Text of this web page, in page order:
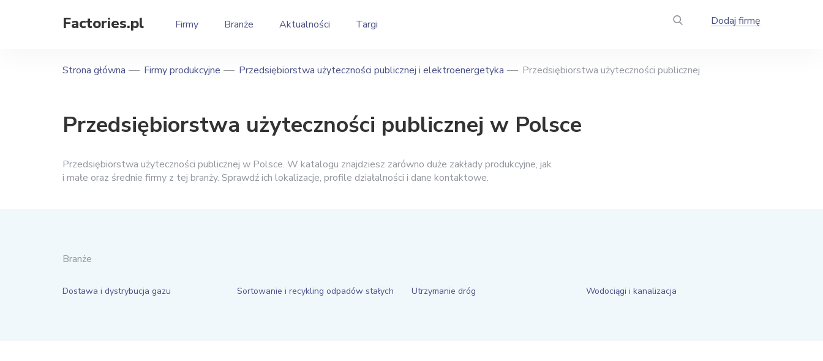
Factories.pl Firmy Branże Aktualności Targi Dodaj firmę
Strona główna Firmy produkcyjne Przedsiębiorstwa użyteczności publicznej i elektroenergetyka Przedsiębiorstwa użyteczności publicznej
Przedsiębiorstwa użyteczności publicznej w Polsce
Przedsiębiorstwa użyteczności publicznej w Polsce. W katalogu znajdziesz zarówno duże zakłady produkcyjne, jak
i małe oraz średnie firmy z tej branży. Sprawdź ich lokalizacje, profile działalności i dane kontaktowe.
Branże
Dostawa i dystrybucja gazu Sortowanie i recykling odpadów stałych Utrzymanie dróg Wodociągi i kanalizacja